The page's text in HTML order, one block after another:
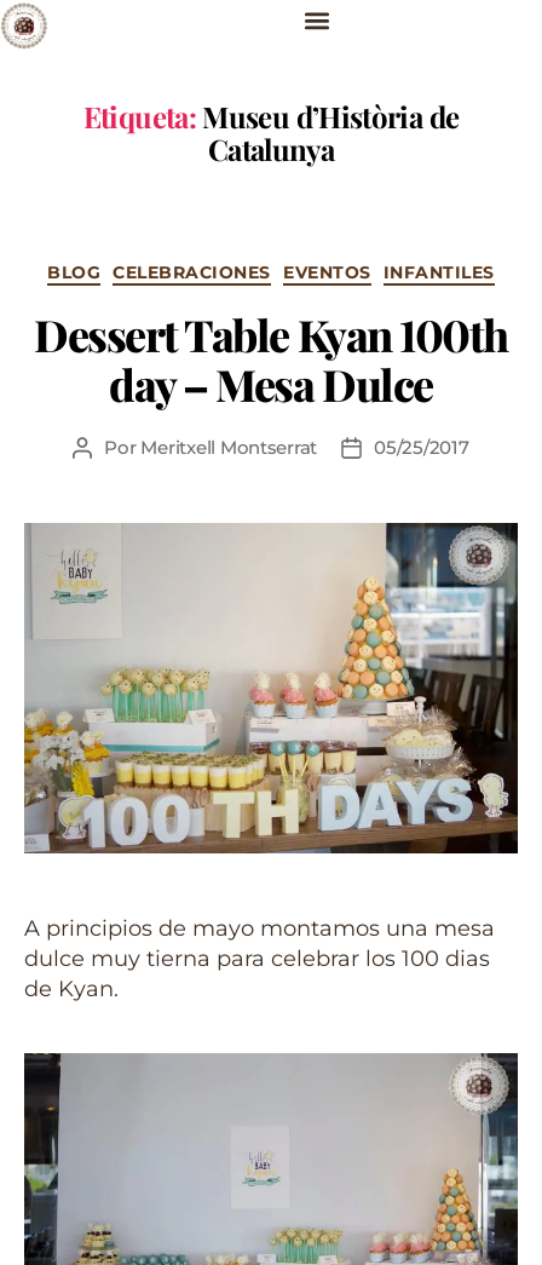
Etiqueta:Museu d’Història de
Catalunya
BLOG CELEBRACIONES EVENTOS INFANTILES
Dessert Table Kyan 100th
day – Mesa Dulce
Por Meritxell Montserrat 05/25/2017
A principios de mayo montamos una mesa
dulce muy tierna para celebrar los 100 dias
de Kyan.